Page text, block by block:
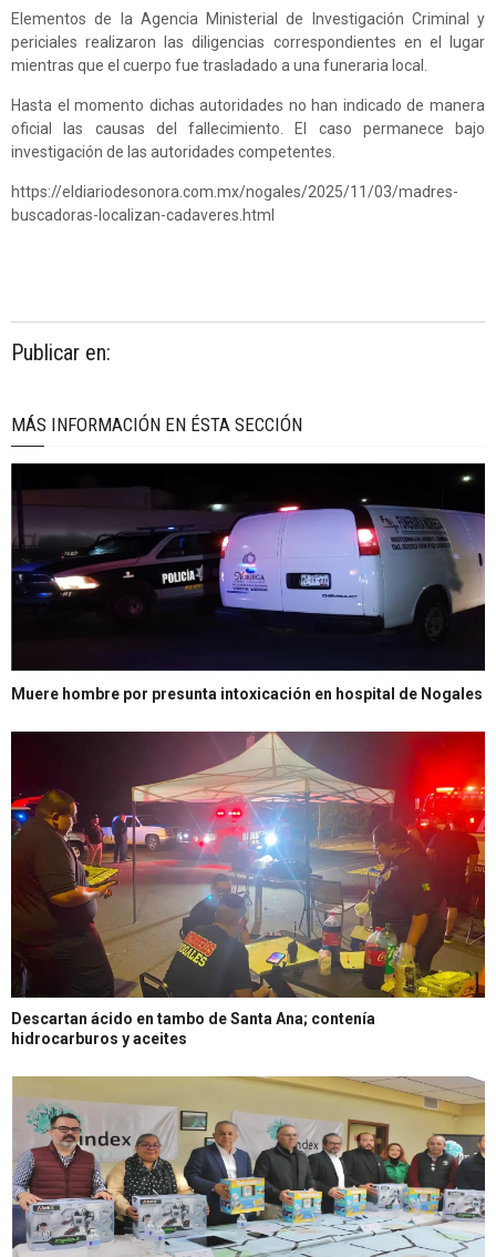
Elementos de la Agencia Ministerial de Investigación Criminal y
periciales realizaron las diligencias correspondientes en el lugar
mientras que el cuerpo fue trasladado a una funeraria local.
Hasta el momento dichas autoridades no han indicado de manera
oficial las causas del fallecimiento. El caso permanece bajo
investigación de las autoridades competentes.
https://eldiariodesonora.com.mx/nogales/2025/11/03/madres-
buscadoras-localizan-cadaveres.html
Publicar en:
MÁS INFORMACIÓN EN ÉSTA SECCIÓN
Muere hombre por presunta intoxicación en hospital de Nogales
Descartan ácido en tambo de Santa Ana; contenía
hidrocarburos y aceites